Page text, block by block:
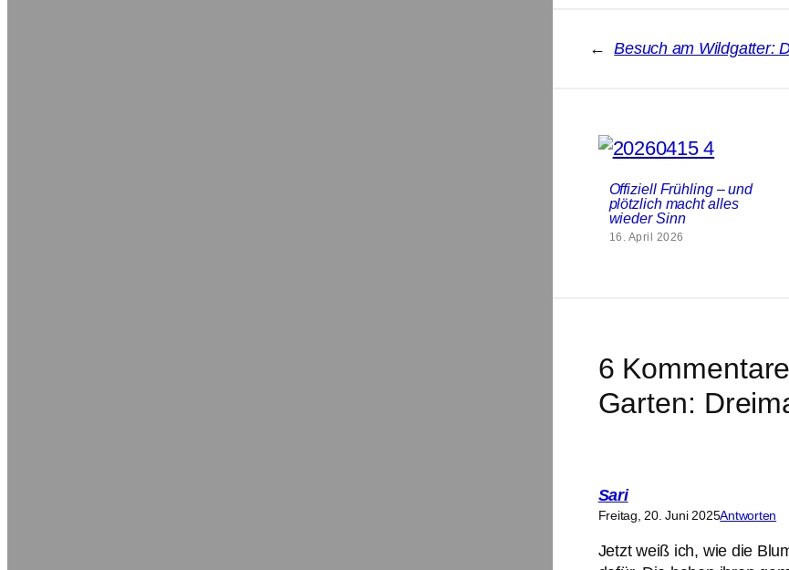
← Besuch am Wildgatter:
Offiziell Frühling – und
plötzlich macht alles
wieder Sinn
16. April 2026
6
Garten:
Sari
Freitag, 20. Juni 2025Antworten
Jetzt weiß ich, wie die